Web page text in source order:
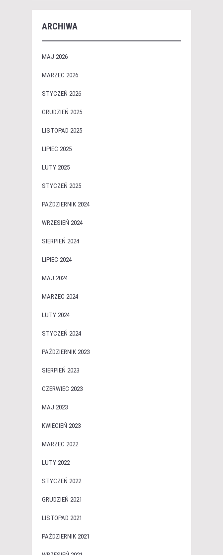
ARCHIWA
MAJ 2026
MARZEC 2026
STYCZEŃ 2026
GRUDZIEŃ 2025
LISTOPAD 2025
LIPIEC 2025
LUTY 2025
STYCZEŃ 2025
PAŹDZIERNIK 2024
WRZESIEŃ 2024
SIERPIEŃ 2024
LIPIEC 2024
MAJ 2024
MARZEC 2024
LUTY 2024
STYCZEŃ 2024
PAŹDZIERNIK 2023
SIERPIEŃ 2023
CZERWIEC 2023
MAJ 2023
KWIECIEŃ 2023
MARZEC 2022
LUTY 2022
STYCZEŃ 2022
GRUDZIEŃ 2021
LISTOPAD 2021
PAŹDZIERNIK 2021